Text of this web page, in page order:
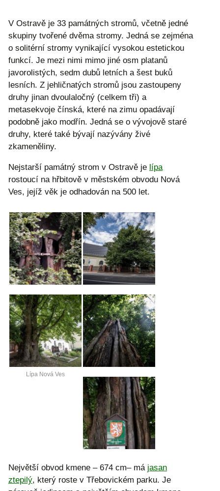
V Ostravě je 33 památných stromů, včetně jedné
skupiny tvořené dvěma stromy. Jedná se zejména
o solitérní stromy vynikající vysokou estetickou
funkcí. Je mezi nimi mimo jiné osm platanů
javorolistých, sedm dubů letních a šest buků
lesních. Z jehličnatých stromů jsou zastoupeny
druhy jinan dvoulaločný (celkem tři) a
metasekvoje čínská, které na zimu opadávají
podobně jako modřín. Jedná se o vývojově staré
druhy, které také bývají nazývány živé
zkameněliny.
Nejstarší památný strom v Ostravě je lípa
rostoucí na hřbitově v městském obvodu Nová
Ves, jejíž věk je odhadován na 500 let.
Lípa Nová Ves
Největší obvod kmene – 674 cm– má jasan
ztepilý, který roste v Třebovickém parku. Je